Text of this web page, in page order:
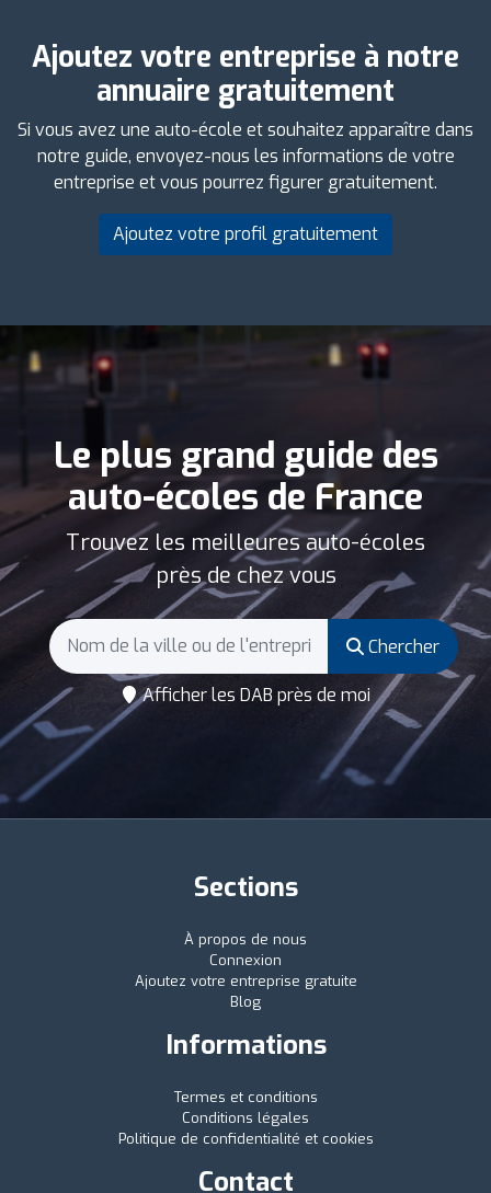
Ajoutez votre entreprise à notre
annuaire gratuitement
Si vous avez une auto-école et souhaitez apparaître dans
notre guide, envoyez-nous les informations de votre
entreprise et vous pourrez figurer gratuitement.
Ajoutez votre profil gratuitement
Le plus grand guide des
auto-écoles de France
Trouvez les meilleures auto-écoles
près de chez vous
Chercher
Afficher les DAB près de moi
Sections
À propos de nous
Connexion
Ajoutez votre entreprise gratuite
Blog
Informations
Termes et conditions
Conditions légales
Politique de confidentialité et cookies
Contact